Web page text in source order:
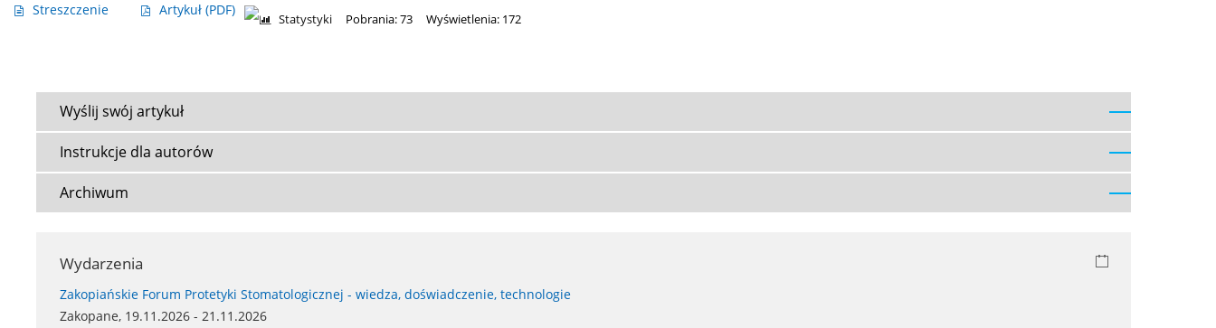
Streszczenie Artykuł (PDF)
Statystyki Pobrania: 73 Wyświetlenia: 172
Wyślij swój artykuł
Instrukcje dla autorów
Archiwum
Wydarzenia
Zakopiańskie Forum Protetyki Stomatologicznej - wiedza, doświadczenie, technologie
Zakopane, 19.11.2026 - 21.11.2026